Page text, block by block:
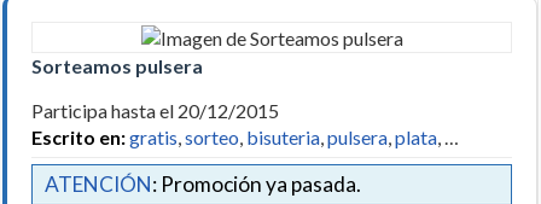
Sorteamos pulsera
Participa hasta el 20/12/2015
Escrito en:gratis sorteo bisuteria pulsera plata
ATENCIÓN: Promoción ya pasada.